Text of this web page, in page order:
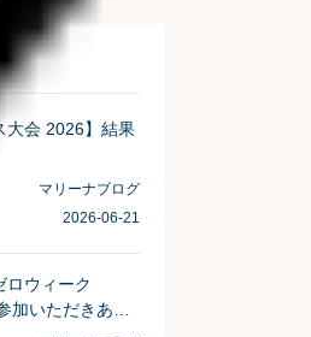
大会 2026】結果
マリーナブログ
2026-06-21
ロウィーク
加いただきあり